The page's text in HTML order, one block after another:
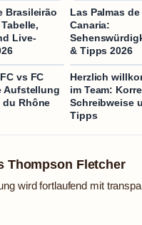
Brasileirão
Live-
Las Palmas de
Canaria:
& Tipps 2026
vs FC
Aufstellung
du Rhône
Herzlich
im Team:
Schreibweise
Tipps
Thompson Fletcher
wird fortlaufend mit